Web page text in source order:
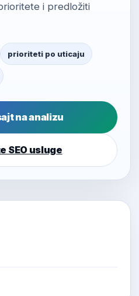
i predložiti
prioriteti po uticaju
na analizu
SEO usluge